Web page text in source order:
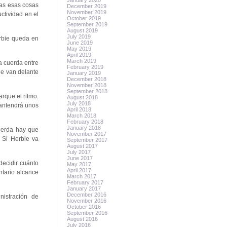
esas cosas
en el
queda en
cuerda entre
van delante
el ritmo.
unos
hay que
Si Herbie va
cuánto
alcance
de
December 2019
November 2019
October 2019
September 2019
August 2019
July 2019
June 2019
May 2019
April 2019
March 2019
February 2019
January 2019
December 2018
November 2018
September 2018
August 2018
July 2018
April 2018
March 2018
February 2018
January 2018
November 2017
September 2017
August 2017
July 2017
June 2017
May 2017
April 2017
March 2017
February 2017
January 2017
December 2016
November 2016
October 2016
September 2016
August 2016
July 2016